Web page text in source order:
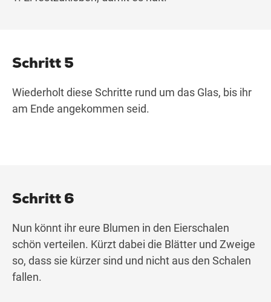
Schritt 5
Wiederholt diese Schritte rund um das Glas, bis ihr
am Ende angekommen seid.
Schritt 6
Nun könnt ihr eure Blumen in den Eierschalen
schön verteilen. Kürzt dabei die Blätter und Zweige
so, dass sie kürzer sind und nicht aus den Schalen
fallen.